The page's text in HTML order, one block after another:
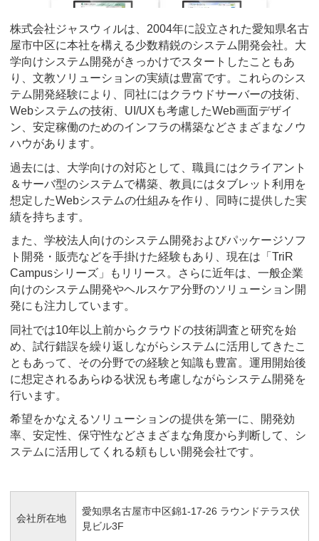
株式会社ジャスウィルは、2004年に設立された愛知県名古
屋市中区に本社を構える少数精鋭のシステム開発会社。大
学向けシステム開発がきっかけでスタートしたこともあ
り、文教ソリューションの実績は豊富です。これらのシス
テム開発経験により、同社にはクラウドサーバーの技術、
Webシステムの技術、UI/UXも考慮したWeb画面デザイ
ン、安定稼働のためのインフラの構築などさまざまなノウ
ハウがあります。
過去には、大学向けの対応として、職員にはクライアント
＆サーバ型のシステムで構築、教員にはタブレット利用を
想定したWebシステムの仕組みを作り、同時に提供した実
績を持ちます。
また、学校法人向けのシステム開発およびパッケージソフ
ト開発・販売などを手掛けた経験もあり、現在は「TriR
Campusシリーズ」もリリース。さらに近年は、一般企業
向けのシステム開発やヘルスケア分野のソリューション開
発にも注力しています。
同社では10年以上前からクラウドの技術調査と研究を始
め、試行錯誤を繰り返しながらシステムに活用してきたこ
ともあって、その分野での経験と知識も豊富。運用開始後
に想定されるあらゆる状況も考慮しながらシステム開発を
行います。
希望をかなえるソリューションの提供を第一に、開発効
率、安定性、保守性などさまざまな角度から判断して、シ
ステムに活用してくれる頼もしい開発会社です。
会社所在地
愛知県名古屋市中区錦1-17-26 ラウンドテラス伏
見ビル3F